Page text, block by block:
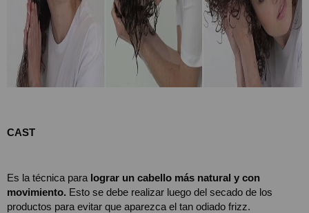
CAST
Es la técnica para lograr un cabello más natural y con
movimiento. Esto se debe realizar luego del secado de los
productos para evitar que aparezca el tan odiado frizz.